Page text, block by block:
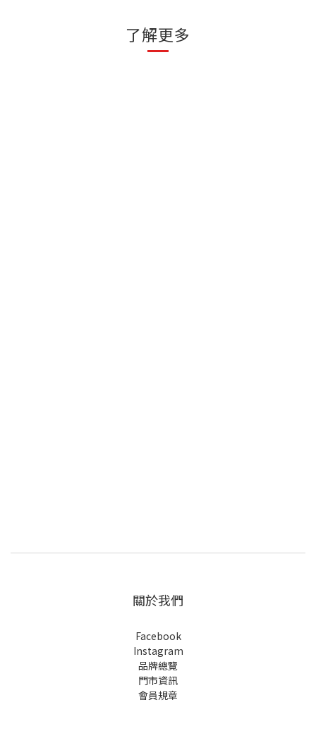
了解更多
關於我們
Facebook
Instagram
品牌總覽
門市資訊
會員規章